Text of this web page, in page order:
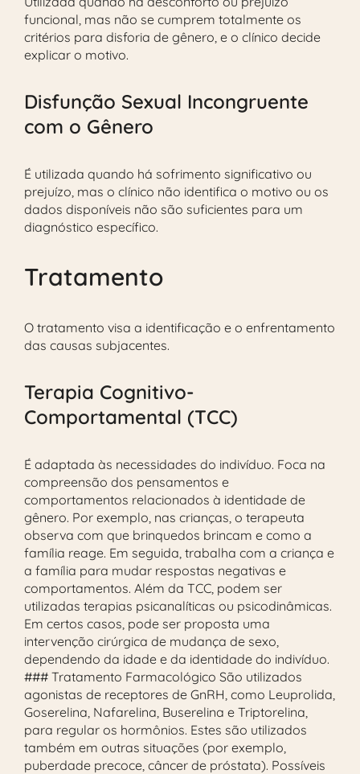
funcional, mas não se cumprem totalmente os
critérios para disforia de gênero, e o clínico decide
explicar o motivo.
Disfunção Sexual Incongruente
com o Gênero
É utilizada quando há sofrimento significativo ou
prejuízo, mas o clínico não identifica o motivo ou os
dados disponíveis não são suficientes para um
diagnóstico específico.
Tratamento
O tratamento visa a identificação e o enfrentamento
das causas subjacentes.
Terapia Cognitivo-
Comportamental (TCC)
É adaptada às necessidades do indivíduo. Foca na
compreensão dos pensamentos e
comportamentos relacionados à identidade de
gênero. Por exemplo, nas crianças, o terapeuta
observa com que brinquedos brincam e como a
família reage. Em seguida, trabalha com a criança e
a família para mudar respostas negativas e
comportamentos. Além da TCC, podem ser
utilizadas terapias psicanalíticas ou psicodinâmicas.
Em certos casos, pode ser proposta uma
intervenção cirúrgica de mudança de sexo,
dependendo da idade e da identidade do indivíduo.
### Tratamento Farmacológico São utilizados
agonistas de receptores de GnRH, como Leuprolida,
Goserelina, Nafarelina, Buserelina e Triptorelina,
para regular os hormônios. Estes são utilizados
também em outras situações (por exemplo,
puberdade precoce, câncer de próstata). Possíveis